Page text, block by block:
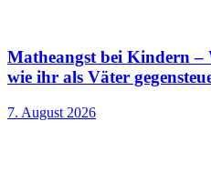
Matheangst bei Kindern –
wie ihr als Väter
7. August 2026